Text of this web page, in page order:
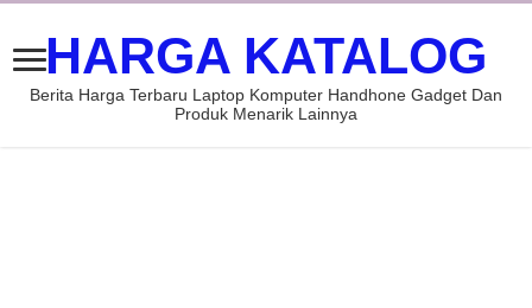
HARGA KATALOG
Berita Harga Terbaru Laptop Komputer Handhone Gadget Dan
Produk Menarik Lainnya